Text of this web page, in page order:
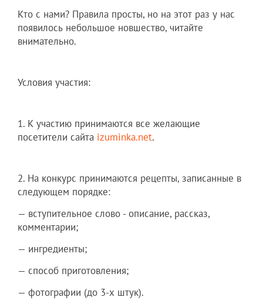
Кто с нами? Правила просты, но на этот раз у нас
появилось небольшое новшество, читайте
внимательно.
Условия участия:
1. К участию принимаются все желающие
посетители сайта izuminka.net.
2. На конкурс принимаются рецепты, записанные в
следующем порядке:
— вступительное слово - описание, рассказ,
комментарии;
— ингредиенты;
— способ приготовления;
— фотографии (до 3-х штук).